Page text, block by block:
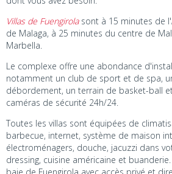
Villas de Fuengirolasont à 15 minutes de
de Malaga, à 25 minutes du centre de
Marbella.
Le complexe offre une abondance
notamment un club de sport et de spa,
débordement, un terrain de basket-ball
caméras de sécurité 24h/24.
Toutes les villas sont équipées de
barbecue, internet, système de maison
électroménagers, douche, jacuzzi dans
dressing, cuisine américaine et